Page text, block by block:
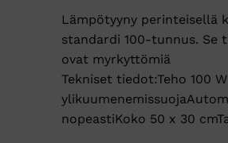
Lämpötyyny perinteisellä
standardi 100-tunnus. Se
ovat myrkyttömiä
Tekniset tiedot:Teho 100
nopeastiKoko 50 x 30